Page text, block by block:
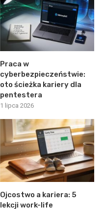
Praca w
cyberbezpieczeństwie:
oto ścieżka kariery dla
pentestera
1 lipca 2026
Ojcostwo a kariera: 5
lekcji work-life